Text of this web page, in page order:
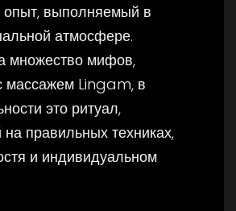
опыт, выполняемый в
атмосфере.
множество мифов,
массажем Lingam, в
это ритуал,
правильных техниках,
и индивидуальном